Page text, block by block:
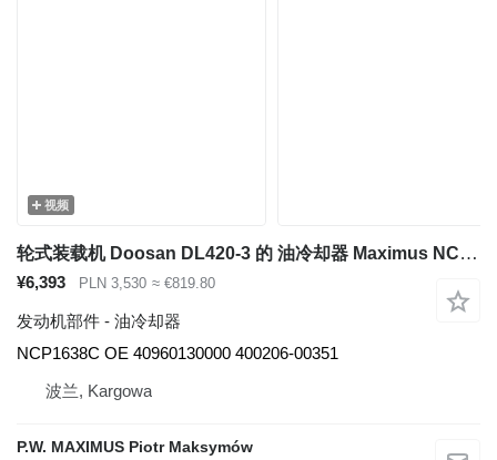
视频
轮式装载机 Doosan DL420-3 的 油冷却器 Maximus NCP1638C
¥6,393 PLN 3,530 ≈ €819.80
发动机部件 - 油冷却器
NCP1638C OE 40960130000 400206-00351
波兰, Kargowa
P.W. MAXIMUS Piotr Maksymów